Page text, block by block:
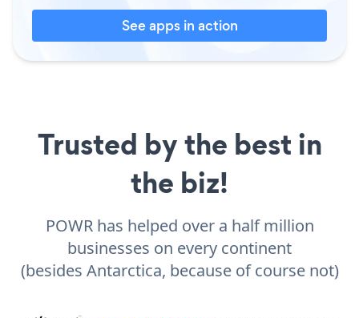
See apps in action
Trusted by the best in
the biz!
POWR has helped over a half million
businesses on every continent
(besides Antarctica, because of course not)